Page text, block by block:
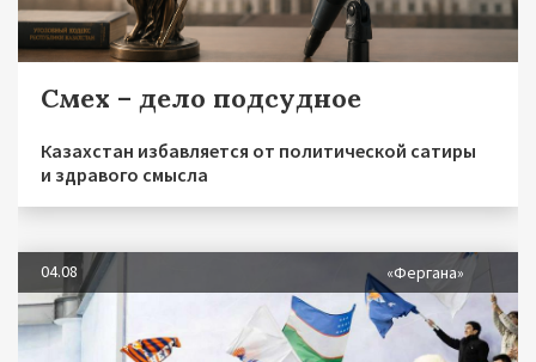
Смех – дело подсудное
Казахстан избавляется от политической сатиры
и здравого смысла
04.08 «Фергана»